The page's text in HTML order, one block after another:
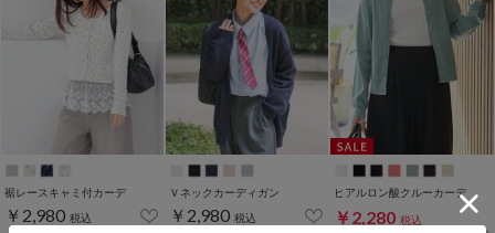
裾レースキャミ付カーデ
￥2,980 税込
Ｖネックカーディガン
￥2,980 税込
ヒアルロン酸クルーカーデ
￥2,280 税込